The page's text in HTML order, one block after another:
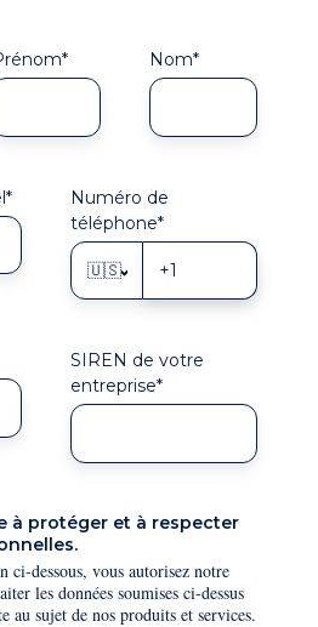
* Nom*
*
Numéro de
téléphone*
🇺🇸
SIREN de votre
entreprise*
à protéger et à respecter
ci-dessous, vous autorisez notre
les données soumises ci-dessus
au sujet de nos produits et services.